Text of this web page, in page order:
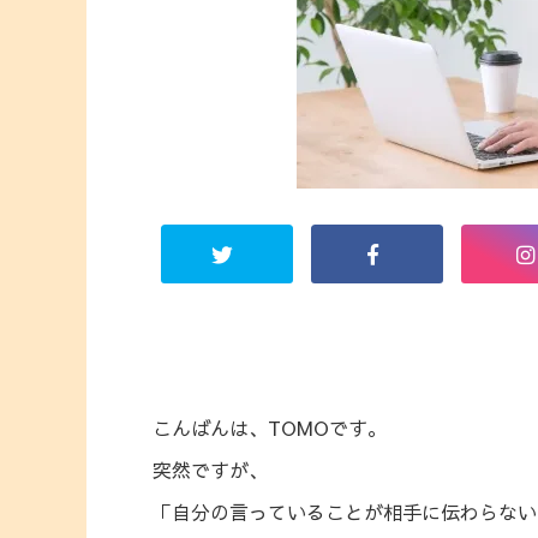
こんばんは、TOMOです。
突然ですが、
「自分の言っていることが相手に伝わらな